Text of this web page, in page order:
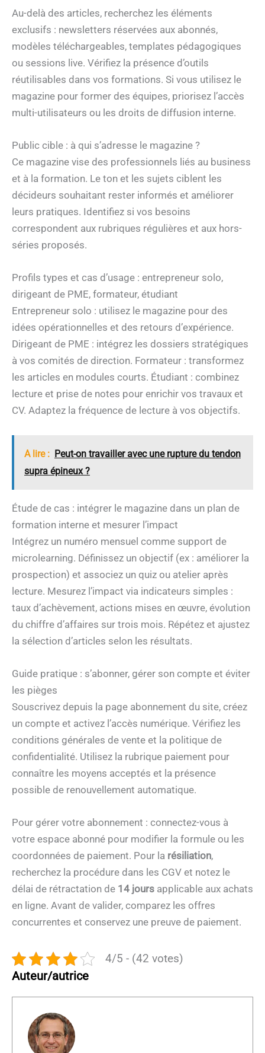
Au-delà des articles, recherchez les éléments
exclusifs : newsletters réservées aux abonnés,
modèles téléchargeables, templates pédagogiques
ou sessions live. Vérifiez la présence d’outils
réutilisables dans vos formations. Si vous utilisez le
magazine pour former des équipes, priorisez l’accès
multi-utilisateurs ou les droits de diffusion interne.
Public cible : à qui s’adresse le magazine ?
Ce magazine vise des professionnels liés au business
et à la formation. Le ton et les sujets ciblent les
décideurs souhaitant rester informés et améliorer
leurs pratiques. Identifiez si vos besoins
correspondent aux rubriques régulières et aux hors-
séries proposés.
Profils types et cas d’usage : entrepreneur solo,
dirigeant de PME, formateur, étudiant
Entrepreneur solo : utilisez le magazine pour des
idées opérationnelles et des retours d’expérience.
Dirigeant de PME : intégrez les dossiers stratégiques
à vos comités de direction. Formateur : transformez
les articles en modules courts. Étudiant : combinez
lecture et prise de notes pour enrichir vos travaux et
CV. Adaptez la fréquence de lecture à vos objectifs.
A lire : Peut-on travailler avec une rupture du tendon
supra épineux ?
Étude de cas : intégrer le magazine dans un plan de
formation interne et mesurer l’impact
Intégrez un numéro mensuel comme support de
microlearning. Définissez un objectif (ex : améliorer la
prospection) et associez un quiz ou atelier après
lecture. Mesurez l’impact via indicateurs simples :
taux d’achèvement, actions mises en œuvre, évolution
du chiffre d’affaires sur trois mois. Répétez et ajustez
la sélection d’articles selon les résultats.
Guide pratique : s’abonner, gérer son compte et éviter
les pièges
Souscrivez depuis la page abonnement du site, créez
un compte et activez l’accès numérique. Vérifiez les
conditions générales de vente et la politique de
confidentialité. Utilisez la rubrique paiement pour
connaître les moyens acceptés et la présence
possible de renouvellement automatique.
Pour gérer votre abonnement : connectez-vous à
votre espace abonné pour modifier la formule ou les
coordonnées de paiement. Pour la résiliation,
recherchez la procédure dans les CGV et notez le
délai de rétractation de 14 jours applicable aux achats
en ligne. Avant de valider, comparez les offres
concurrentes et conservez une preuve de paiement.
4/5 - (42 votes)
Auteur/autrice